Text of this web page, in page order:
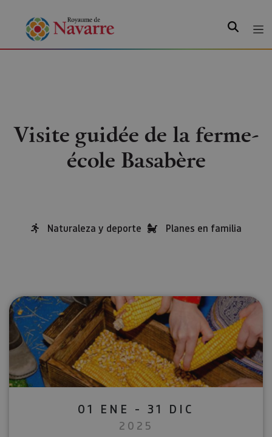
Visite guidée de la ferme-
école Basabère
Naturaleza y deporte Planes en familia
01 ENE - 31 DIC
2025